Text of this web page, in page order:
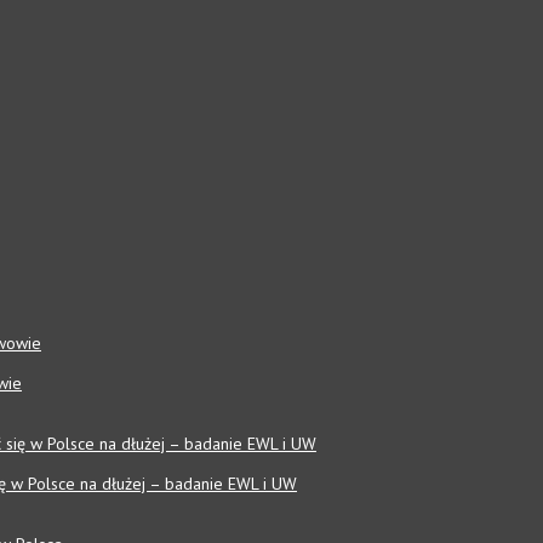
Polsce na dłużej – badanie EWL i UW